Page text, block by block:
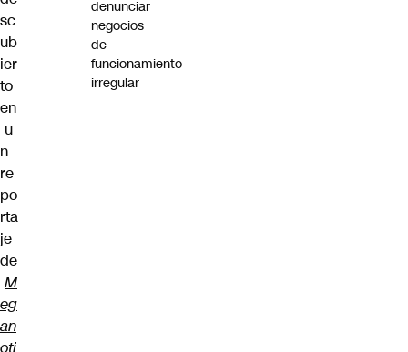
sc
ub
ier
to
en
u
n
re
po
rta
je
de
M
eg
an
oti
denunciar
negocios
de
funcionamiento
irregular